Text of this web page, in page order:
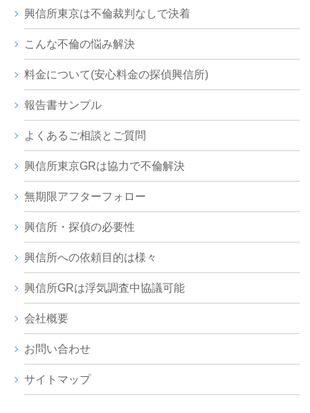
興信所東京は不倫裁判なしで決着
こんな不倫の悩み解決
料金について(安心料金の探偵興信所)
報告書サンプル
よくあるご相談とご質問
興信所東京GRは協力で不倫解決
無期限アフターフォロー
興信所・探偵の必要性
興信所への依頼目的は様々
興信所GRは浮気調査中協議可能
会社概要
お問い合わせ
サイトマップ